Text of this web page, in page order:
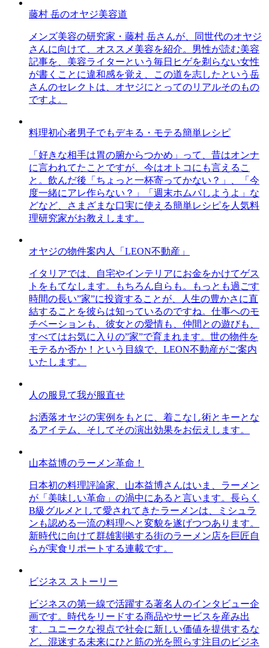
藤村 岳のオヤジ美容道
メンズ美容の研究家・藤村 岳さんが、同世代のオヤジ
さんに向けて、オススメ美容を紹介。男性が読む美容
記事を、美容ライターという毎日ヒゲを剃らない女性
が書くことに違和感を覚え、この道を志したという岳
さんのセレクトは、オヤジにとってのリアルそのもの
ですよ。
料理初心者男子でもデキる・モテる簡単レシピ
「好きな相手は胃の腑からつかめ」って、昔はオンナ
に言われてたことですが、今はオトコにも言えるこ
と。飲んだ後「ちょっと一杯寄ってかない？」、「今
度一緒にアレ作らない？」「週末ホムパしようよ」な
どなど、さまざまな口実に使える簡単レシピを人気料
理研究家がお教えします。
オヤジの物件案内人「LEON不動産」
イタリアでは、自宅やインテリアにお金をかけてゲス
トをもてなします。もちろん自らも。もっとも過ごす
時間の長い”家”に投資することが、人生の豊かさに直
結することを彼らは知っているのですね。仕事へのモ
チベーションも、彼女との愛情も、仲間との遊びも、
すべてはお気に入りの”家”で育まれます。世の物件を
モテるか否か！という目線で、LEON不動産がご案内
いたします。
人の服見て我が服直せ
お洒落オヤジの実例をもとに、着こなし術とキーとな
るアイテム、そしてその演出効果をお伝えします。
山本益博のラーメン革命！
日本初の料理評論家、山本益博さんはいま、ラーメン
が「美味しい革命」の渦中にあると言います。長らく
B級グルメとして愛されてきたラーメンは、ミシュラ
ンも認める一流の料理へと変貌を遂げつつあります。
新時代に向けて群雄割拠する街のラーメン店を巨匠自
らが実食リポートする連載です。
ビジネス ストーリー
ビジネスの第一線で活躍する著名人のインタビュー企
画です。時代をリードする商品やサービスを産み出
す、ユニークな視点で社会に新しい価値を提供するな
ど、混迷する未来にひと筋の光を照らす注目のビジネ